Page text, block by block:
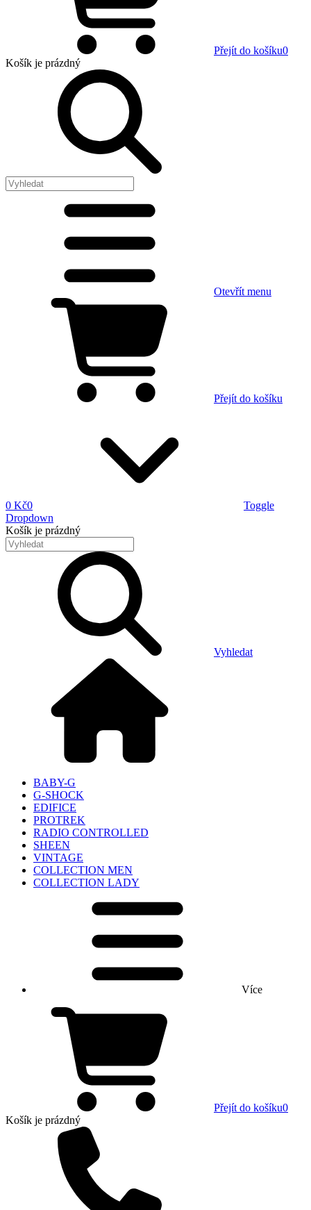
Přejít do košíku0
Košík je prázdný
Otevřít menu
Přejít do košíku
0 Kč0
Toggle
Dropdown
Košík je prázdný
Vyhledat
BABY-G
G-SHOCK
EDIFICE
PROTREK
RADIO CONTROLLED
SHEEN
VINTAGE
COLLECTION MEN
COLLECTION LADY
Více
Přejít do košíku0
Košík je prázdný